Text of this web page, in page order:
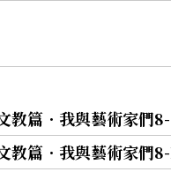
教篇．我與藝術家們
教篇．我與藝術家們8-